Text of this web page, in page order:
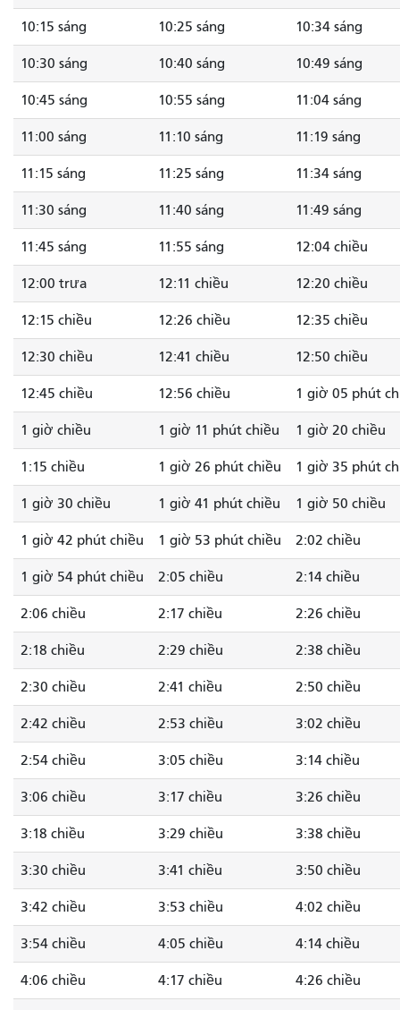
10:15 sáng 10:25 sáng 10:34 sáng
10:30 sáng 10:40 sáng 10:49 sáng
10:45 sáng 10:55 sáng 11:04 sáng
11:00 sáng 11:10 sáng 11:19 sáng
11:15 sáng 11:25 sáng 11:34 sáng
11:30 sáng 11:40 sáng 11:49 sáng
11:45 sáng 11:55 sáng 12:04 chiều
12:00 trưa 12:11 chiều 12:20 chiều
12:15 chiều 12:26 chiều 12:35 chiều
12:30 chiều 12:41 chiều 12:50 chiều
12:45 chiều 12:56 chiều 1 giờ 05 phút
1 giờ chiều 1 giờ 11 phút chiều 1 giờ 20 chiều
1:15 chiều 1 giờ 26 phút chiều 1 giờ 35 phút
1 giờ 30 chiều 1 giờ 41 phút chiều 1 giờ 50 chiều
1 giờ 42 phút chiều 1 giờ 53 phút chiều 2:02 chiều
1 giờ 54 phút chiều 2:05 chiều 2:14 chiều
2:06 chiều 2:17 chiều 2:26 chiều
2:18 chiều 2:29 chiều 2:38 chiều
2:30 chiều 2:41 chiều 2:50 chiều
2:42 chiều 2:53 chiều 3:02 chiều
2:54 chiều 3:05 chiều 3:14 chiều
3:06 chiều 3:17 chiều 3:26 chiều
3:18 chiều 3:29 chiều 3:38 chiều
3:30 chiều 3:41 chiều 3:50 chiều
3:42 chiều 3:53 chiều 4:02 chiều
3:54 chiều 4:05 chiều 4:14 chiều
4:06 chiều 4:17 chiều 4:26 chiều